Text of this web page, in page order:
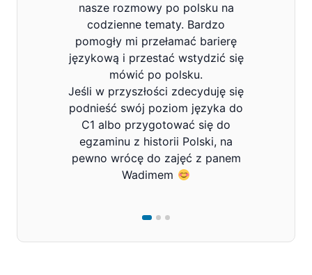
nasze rozmowy po polsku na
codzienne tematy. Bardzo
pomogły mi przełamać barierę
językową i przestać wstydzić się
mówić po polsku.
Jeśli w przyszłości zdecyduję się
podnieść swój poziom języka do
C1 albo przygotować się do
egzaminu z historii Polski, na
pewno wrócę do zajęć z panem
Wadimem